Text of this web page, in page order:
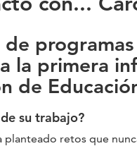
la primera
de
su trabajo?
planteado retos que